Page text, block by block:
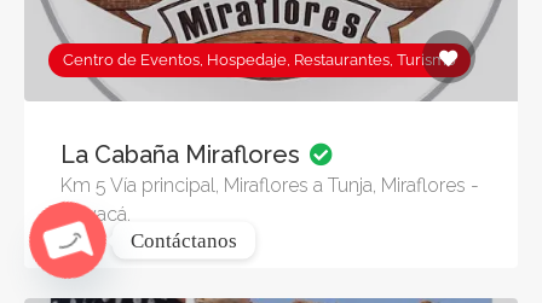
Centro de Eventos, Hospedaje, Restaurantes, Turismo
La Cabaña Miraflores
Km 5 Vía principal, Miraflores a Tunja, Miraflores -
Boyacá.
Contáctanos